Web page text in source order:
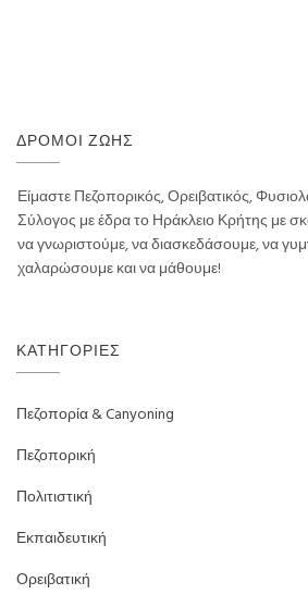
ΔΡΌΜΟΙ ΖΩΉΣ
Είμαστε Πεζοπορικός, Ορειβατικός,
Σύλογος με έδρα το Ηράκλειο Κρήτης με
να γνωριστούμε, να διασκεδάσουμε, να
χαλαρώσουμε και να μάθουμε!
ΚΑΤΗΓΟΡΊΕΣ
Πεζοπορία & Canyoning
Πεζοπορική
Πολιτιστική
Εκπαιδευτική
Ορειβατική